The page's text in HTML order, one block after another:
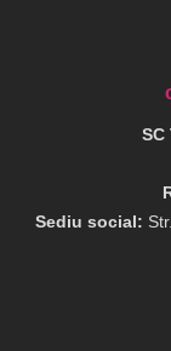
SC
Sediu social: